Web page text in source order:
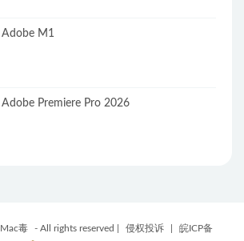
Adobe M1
Adobe Premiere Pro 2026
Mac毒 - All rights reserved | 侵权投诉 皖ICP备